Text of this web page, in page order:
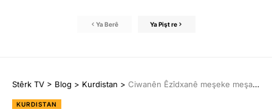
Ya Berê Ya Pişt re
Stêrk TV > Blog > Kurdistan > Ciwanên Êzîdxanê meşeke meşaleyî lidar xistin
KURDISTAN